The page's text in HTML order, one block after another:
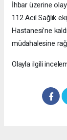
İhbar üzerine
112 Acil Sağlık
Hastanesi’ne
müdahalesine
Olayla ilgili